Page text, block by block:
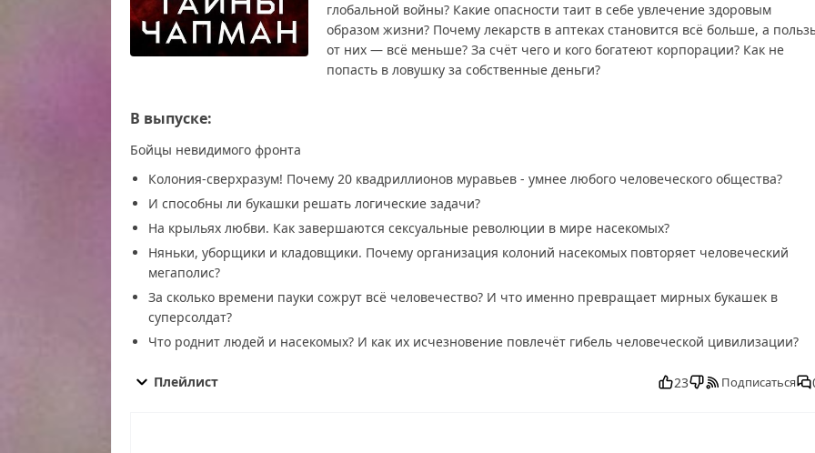
глобальной войны? Какие опасности таит в себе увлечение здоровым
образом жизни? Почему лекарств в аптеках становится всё больше, а
от них — всё меньше? За счёт чего и кого богатеют корпорации? Как не
попасть в ловушку за собственные деньги?
В выпуске:
Бойцы невидимого фронта
Колония-сверхразум! Почему 20 квадриллионов муравьев - умнее любого человеческого общества?
И способны ли букашки решать логические задачи?
На крыльях любви. Как завершаются сексуальные революции в мире насекомых?
Няньки, уборщики и кладовщики. Почему организация колоний насекомых повторяет человеческий
мегаполис?
За сколько времени пауки сожрут всё человечество? И что именно превращает мирных букашек в
суперсолдат?
Что роднит людей и насекомых? И как их исчезновение повлечёт гибель человеческой цивилизации?
Тайны Чапман от 23.10.2025 последний выпуск, смотреть Тайны Чапман от 23.10.2025 последний выпуск,
Плейлист 23 Подписаться